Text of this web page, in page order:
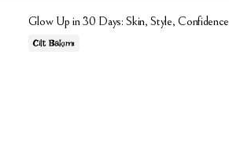
Glow Up in 30 Days: Skin, Style, Confidence
Cilt Bakımı